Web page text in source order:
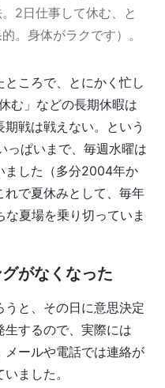
2日仕事して休む、と
。身体がラクです）。
ころで、とにかく忙し
む」などの長期休暇は
戦は戦えない。という
っぱいまで、毎週水曜は
ました（多分2004年か
れで夏休みとして、毎年
夏場を乗り切っていま
がなくなった
と、その日に意思決定
生するので、実際には
メールや電話では連絡が
ました。